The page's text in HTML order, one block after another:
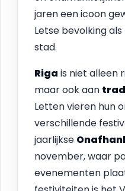
jaren een icoon
Letse bevolking
stad.
Riga is niet alleen
maar ook aan
Letten vieren hun
verschillende
jaarlijkse
november, waar
evenementen